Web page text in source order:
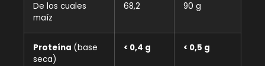
De los cuales
maíz
68,2 90 g
Proteína (base
seca)
< 0,4 g < 0,5 g